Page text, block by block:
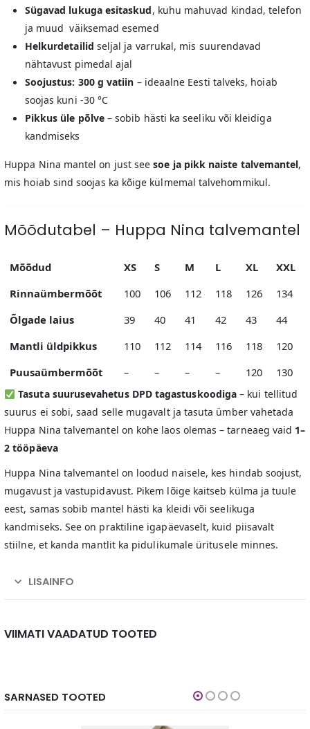
Sügavad lukuga esitaskud, kuhu mahuvad kindad, telefon
ja muud väiksemad esemed
Helkurdetailid seljal ja varrukal, mis suurendavad
nähtavust pimedal ajal
Soojustus: 300 g vatiin – ideaalne Eesti talveks, hoiab
soojas kuni -30 °C
Pikkus üle põlve– sobib hästi ka seeliku või kleidiga
kandmiseks
Huppa Nina mantel on just seesoe ja pikk naiste talvemantel,
mis hoiab sind soojas ka kõige külmemal talvehommikul.
Mõõdutabel – Huppa Nina talvemantel
Mõõdud XS S M L XL
XXL
Rinnaümbermõõt
100 106 112 118 126
134
Õlgade laius
39 40 41 42 43
44
Mantli üldpikkus
110 112 114 116 118
120
Puusaümbermõõt
– – – – 120 130
Tasuta suurusevahetus DPD tagastuskoodiga – kui tellitud
suurus ei sobi, saad selle mugavalt ja tasuta ümber vahetada
Huppa Nina talvemantel on kohe laos olemas – tarneaeg vaid 1–
2 tööpäeva
Huppa Nina talvemantel on loodud naisele, kes hindab soojust,
mugavust ja vastupidavust. Pikem lõige kaitseb külma ja tuule
eest, samas sobib mantel hästi ka kleidi või seelikuga
kandmiseks. See on praktiline igapäevaselt, kuid piisavalt
stiilne, et kanda mantlit ka pidulikumale üritusele minnes.
LISAINFO
VIIMATI VAADATUD TOOTED
SARNASED TOOTED